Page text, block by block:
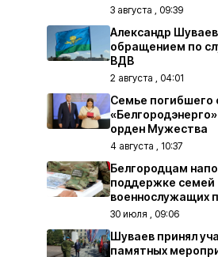
3 августа , 09:39
Александр
обращением по
ВДВ
2 августа , 04:01
Семье погибшего
орден Мужества
4 августа , 10:37
Белгородцам
поддержке семей
военнослужащих
30 июля , 09:06
Шуваев принял
памятных